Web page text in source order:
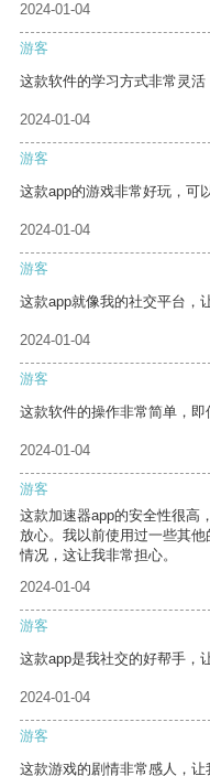
2024-01-04
游客
这款软件的学习方式非常灵活
2024-01-04
游客
这款app的游戏非常好玩，可
2024-01-04
游客
这款app就像我的社交平台，
2024-01-04
游客
这款软件的操作非常简单，即
2024-01-04
游客
这款加速器app的安全性很高
放心。我以前使用过一些其
情况，这让我非常担心。
2024-01-04
游客
这款app是我社交的好帮手，
2024-01-04
游客
这款游戏的剧情非常感人，让